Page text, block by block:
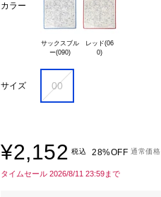
カラー
サックスブル
レッド(06
サイズ 00
¥2,152 税込 28%OFF 通常価格
タイムセール 2026/8/11 23:59まで